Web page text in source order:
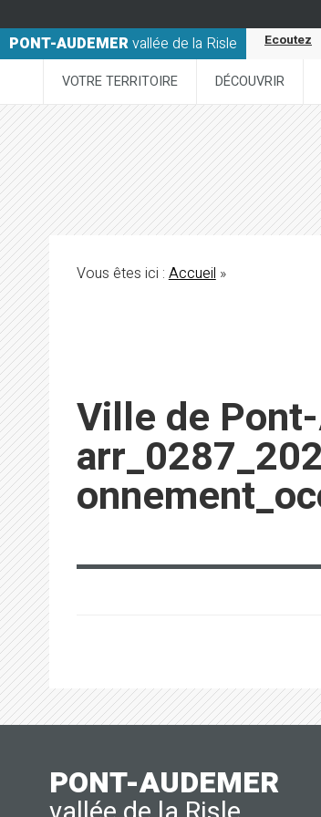
PONT-AUDEMERvallée de la Risle Ecoutez
VOTRE TERRITOIRE DÉCOUVRIR
Vous êtes ici :Accueil»
Ville de
PONT-AUDEMER